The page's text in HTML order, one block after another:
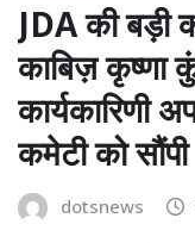
JDA की बड़ी
काबिज़ कृष्णा
कार्यकारिणी
कमेटी को सौंपी
dotsnews